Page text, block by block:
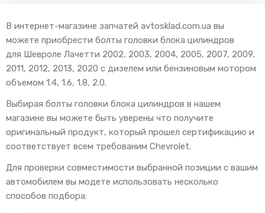
В интернет-магазине запчатей avtosklad.com.ua вы
можете приобрести болты головки блока цилиндров
для Шевроле Лачетти 2002, 2003, 2004, 2005, 2007, 2009,
2011, 2012, 2013, 2020 с дизелем или бензиновым мотором
объемом 1.4, 1.6, 1.8, 2.0.
Выбирая болты головки блока цилиндров в нашем
магазине вы можете быть уверены что получите
оригинальный продукт, который прошел сертификацию и
соответствует всем требованим Chevrolet.
Для проверки совместимости выбранной позиции с вашим
автомобилем вы модете использовать несколько
способов подбора: